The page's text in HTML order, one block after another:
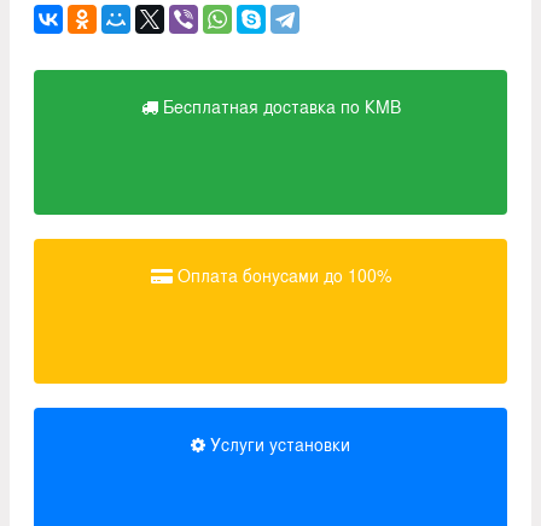
Бесплатная доставка по КМВ
Оплата бонусами до 100%
Услуги установки